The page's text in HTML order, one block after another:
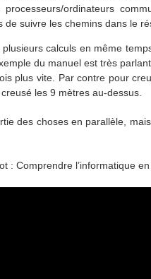
ordinateurs
de suivre les chemins dans le
calculs en même
du manuel est très
plus vite. Par contre pour
les 9 mètres au-dessus.
des choses en parallèle,
: Comprendre l’informatique